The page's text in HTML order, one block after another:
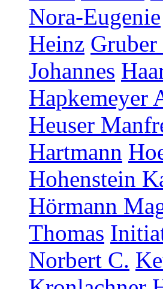
Nora-Eugenie
Heinz
Johannes
Hapkemeyer
Heuser
Hartmann
Hohenstein
Hörmann
Thomas
Norbert C.